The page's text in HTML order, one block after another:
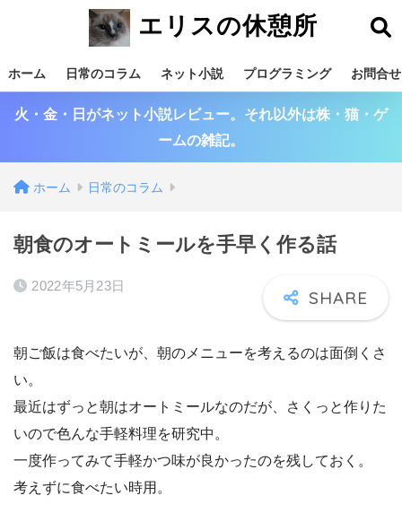
エリスの休憩所
ホーム 日常のコラム ネット小説 プログラミング お問合せ
火・金・日がネット小説レビュー。それ以外は株・猫・ゲ
ームの雑記。
ホーム 日常のコラム
朝食のオートミールを手早く作る話
2022年5月23日
朝ご飯は食べたいが、朝のメニューを考えるのは面倒くさ
い。
最近はずっと朝はオートミールなのだが、さくっと作りた
いので色んな手軽料理を研究中。
一度作ってみて手軽かつ味が良かったのを残しておく。
考えずに食べたい時用。